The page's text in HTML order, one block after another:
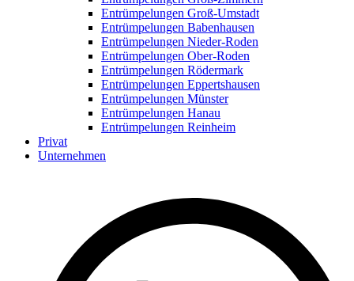
Entrümpelungen Groß-Umstadt
Entrümpelungen Babenhausen
Entrümpelungen Nieder-Roden
Entrümpelungen Ober-Roden
Entrümpelungen Rödermark
Entrümpelungen Eppertshausen
Entrümpelungen Münster
Entrümpelungen Hanau
Entrümpelungen Reinheim
Privat
Unternehmen